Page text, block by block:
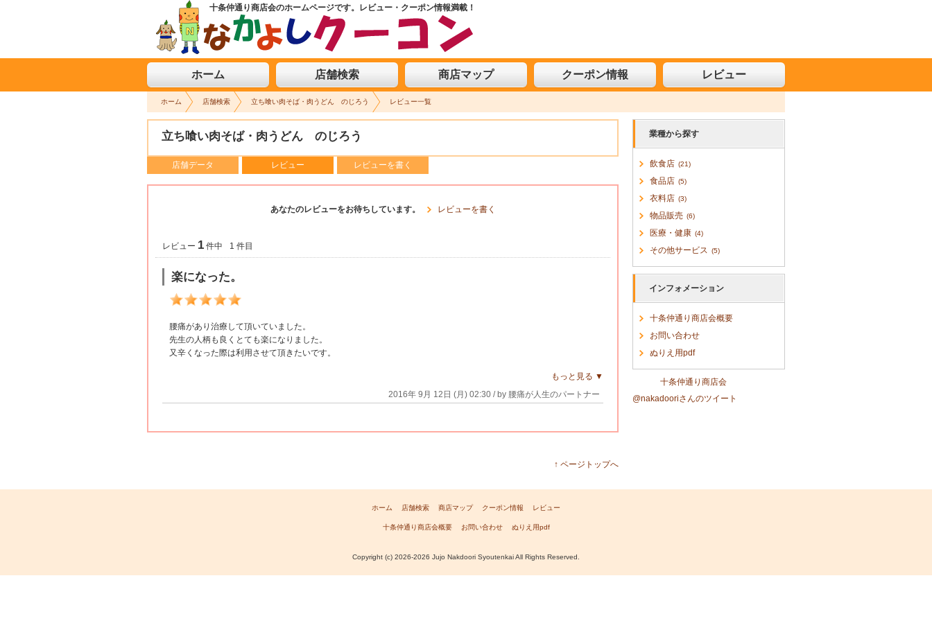
十条仲通り商店会のホームページです。 レビュー・クーポン情報満載！
なかよしクーコン お買い物や美味しい食事ならクーポン情報満載の「十条仲通り商店会」へLet's Go!
ホーム 店舗検索 商店マップ クーポン情報 レビュー
ホーム 店舗検索 立ち喰い肉そば・肉うどん のじろう レビュー一覧
立ち喰い肉そば・肉うどん のじろう
店舗データ レビュー レビューを書く
あなたのレビューをお待ちしています。 レビューを書く
レビュー 1 件中 1 件目
楽になった。
腰痛があり治療して頂いていました。
先生の人柄も良くとても楽になりました。
又辛くなった際は利用させて頂きたいです。
もっと見る ▼
2016年 9月 12日 (月) 02:30 / by 腰痛が人生のパートナー
業種から探す
飲食店 (21)
食品店 (5)
衣料店 (3)
物品販売 (6)
医療・健康 (4)
その他サービス (5)
インフォメーション
十条仲通り商店会概要
お問い合わせ
ぬりえ用pdf
十条仲通り商店会
@nakadooriさんのツイート
↑ ページトップへ
ホーム 店舗検索 商店マップ クーポン情報 レビュー
十条仲通り商店会概要 お問い合わせ ぬりえ用pdf
Copyright (c) 2026-2026 Jujo Nakdoori Syoutenkai All Rights Reserved.